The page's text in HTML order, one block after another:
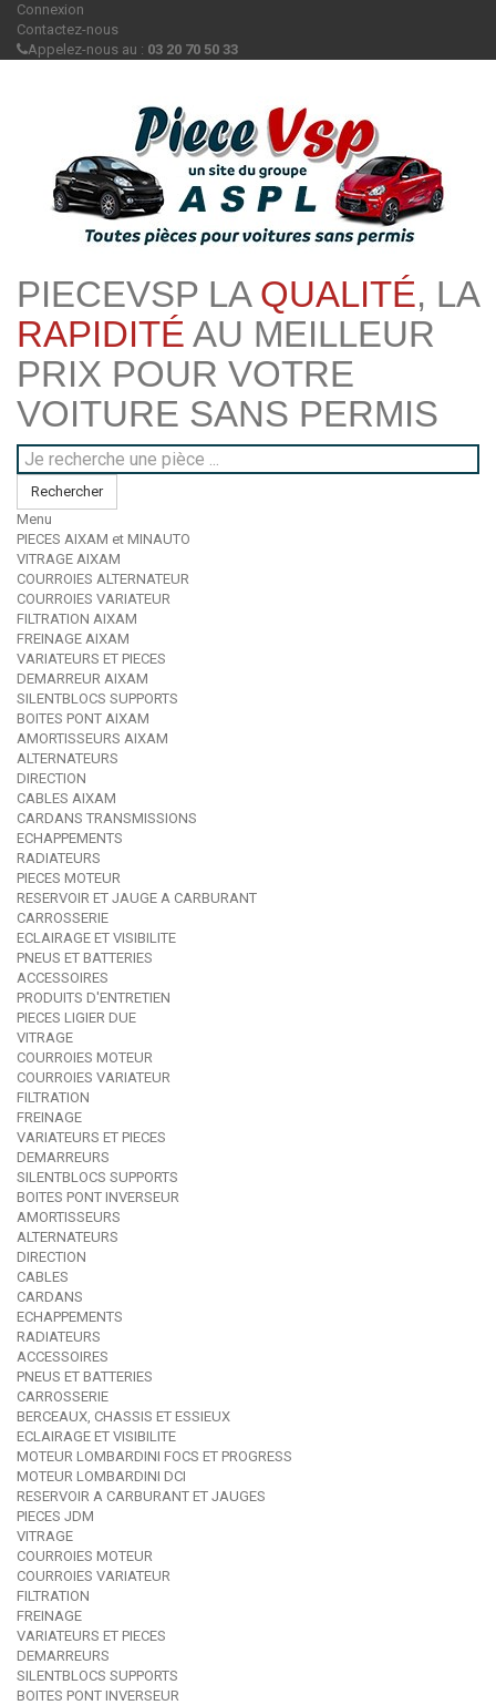
Connexion
Contactez-nous
Appelez-nous au : 03 20 70 50 33
PIECEVSP LA QUALITÉ, LA
RAPIDITÉ AU MEILLEUR
PRIX POUR VOTRE
VOITURE SANS PERMIS
Rechercher
Menu
PIECES AIXAM et MINAUTO
VITRAGE AIXAM
COURROIES ALTERNATEUR
COURROIES VARIATEUR
FILTRATION AIXAM
FREINAGE AIXAM
VARIATEURS ET PIECES
DEMARREUR AIXAM
SILENTBLOCS SUPPORTS
BOITES PONT AIXAM
AMORTISSEURS AIXAM
ALTERNATEURS
DIRECTION
CABLES AIXAM
CARDANS TRANSMISSIONS
ECHAPPEMENTS
RADIATEURS
PIECES MOTEUR
RESERVOIR ET JAUGE A CARBURANT
CARROSSERIE
ECLAIRAGE ET VISIBILITE
PNEUS ET BATTERIES
ACCESSOIRES
PRODUITS D'ENTRETIEN
PIECES LIGIER DUE
VITRAGE
COURROIES MOTEUR
COURROIES VARIATEUR
FILTRATION
FREINAGE
VARIATEURS ET PIECES
DEMARREURS
SILENTBLOCS SUPPORTS
BOITES PONT INVERSEUR
AMORTISSEURS
ALTERNATEURS
DIRECTION
CABLES
CARDANS
ECHAPPEMENTS
RADIATEURS
ACCESSOIRES
PNEUS ET BATTERIES
CARROSSERIE
BERCEAUX, CHASSIS ET ESSIEUX
ECLAIRAGE ET VISIBILITE
MOTEUR LOMBARDINI FOCS ET PROGRESS
MOTEUR LOMBARDINI DCI
RESERVOIR A CARBURANT ET JAUGES
PIECES JDM
VITRAGE
COURROIES MOTEUR
COURROIES VARIATEUR
FILTRATION
FREINAGE
VARIATEURS ET PIECES
DEMARREURS
SILENTBLOCS SUPPORTS
BOITES PONT INVERSEUR